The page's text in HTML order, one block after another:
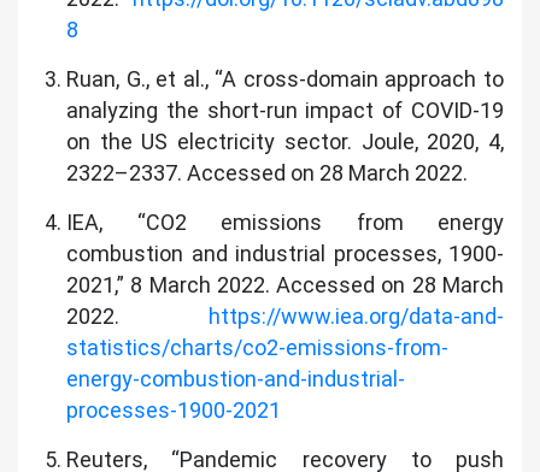
8
Ruan, G., et al., “A cross-domain approach to
analyzing the short-run impact of COVID-19
on the US electricity sector. Joule, 2020, 4,
2322–2337. Accessed on 28 March 2022.
IEA, “CO2 emissions from energy
combustion and industrial processes, 1900-
2021,” 8 March 2022. Accessed on 28 March
2022. https://www.iea.org/data-and-
statistics/charts/co2-emissions-from-
energy-combustion-and-industrial-
processes-1900-2021
Reuters, “Pandemic recovery to push